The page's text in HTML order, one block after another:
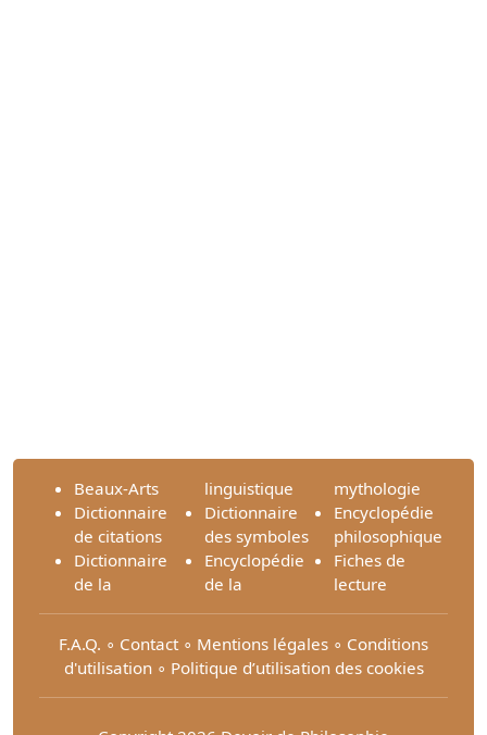
Beaux-Arts
Dictionnaire
de citations
Dictionnaire
de la
linguistique
Dictionnaire
des symboles
Encyclopédie
de la
mythologie
Encyclopédie
philosophique
Fiches de
lecture
F.A.Q. ∘ Contact ∘ Mentions légales ∘ Conditions
d'utilisation∘ Politique d’utilisation des cookies